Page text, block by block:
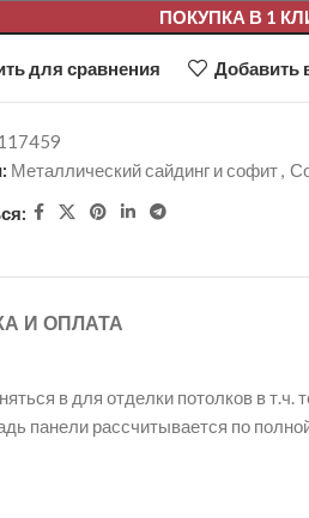
ПОКУПКА В 1
для сравнения Добавить
Металлический сайдинг и софит,
И ОПЛАТА
в для отделки потолков в т.ч.
панели рассчитывается по